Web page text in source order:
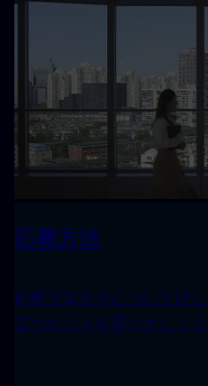
応募方法
応募プロセスについて詳
立つヒントを探りましょう